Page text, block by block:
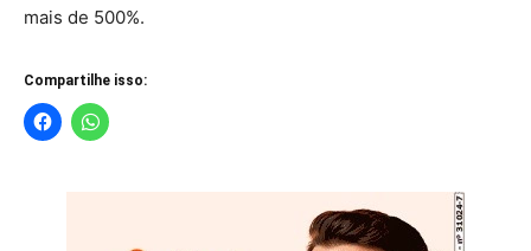
mais de 500%.
Compartilhe isso: